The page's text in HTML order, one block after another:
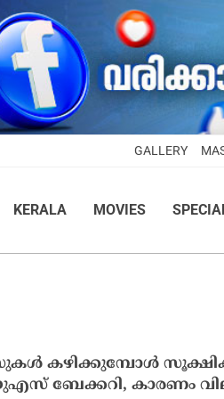
GALLERY
KERALA MOVIES
കഴിക്കുമ്പോൾ
ബേക്കറി, കാരണം